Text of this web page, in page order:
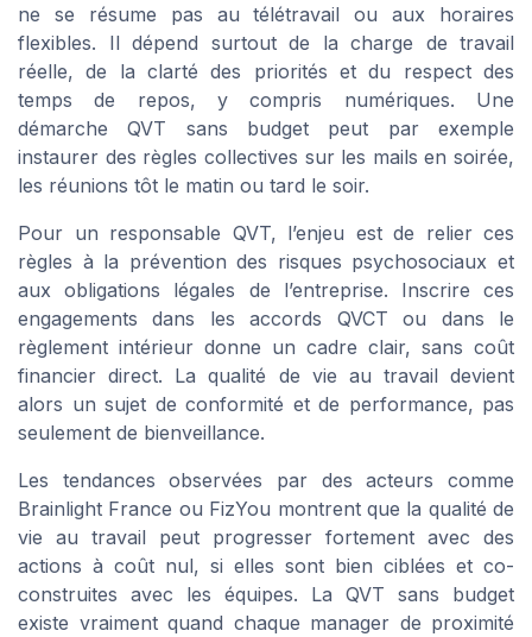
ne se résume pas au télétravail ou aux horaires
flexibles. Il dépend surtout de la charge de travail
réelle, de la clarté des priorités et du respect des
temps de repos, y compris numériques. Une
démarche QVT sans budget peut par exemple
instaurer des règles collectives sur les mails en soirée,
les réunions tôt le matin ou tard le soir.
Pour un responsable QVT, l’enjeu est de relier ces
règles à la prévention des risques psychosociaux et
aux obligations légales de l’entreprise. Inscrire ces
engagements dans les accords QVCT ou dans le
règlement intérieur donne un cadre clair, sans coût
financier direct. La qualité de vie au travail devient
alors un sujet de conformité et de performance, pas
seulement de bienveillance.
Les tendances observées par des acteurs comme
Brainlight France ou FizYou montrent que la qualité de
vie au travail peut progresser fortement avec des
actions à coût nul, si elles sont bien ciblées et co-
construites avec les équipes. La QVT sans budget
existe vraiment quand chaque manager de proximité